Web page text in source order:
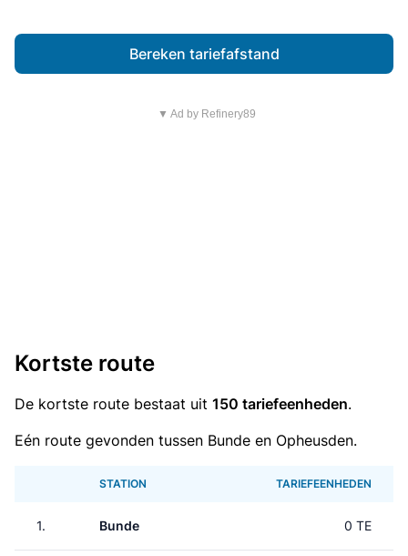
Bereken tariefafstand
▼ Ad by Refinery89
Kortste route
De kortste route bestaat uit 150 tariefeenheden.
Eén route gevonden tussen Bunde en Opheusden.
STATION TARIEFEENHEDEN
1. Bunde 0 TE